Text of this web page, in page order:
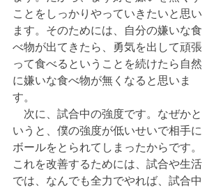
ことをしっかりやっていきたいと思い
ます。そのためには、自分の嫌いな食
べ物が出てきたら、勇気を出して頑張
って食べるということを続けたら自然
に嫌いな食べ物が無くなると思いま
す。
次に、試合中の強度です。なぜかと
いうと、僕の強度が低いせいで相手に
ボールをとられてしまったからです。
これを改善するためには、試合や生活
では、なんでも全力でやれば、試合中